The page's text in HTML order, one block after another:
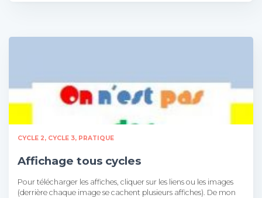
CYCLE 2 CYCLE 3 PRATIQUE
Affichage tous cycles
Pour télécharger les affiches, cliquer sur les liens ou les images
(derrière chaque image se cachent plusieurs affiches). De mon